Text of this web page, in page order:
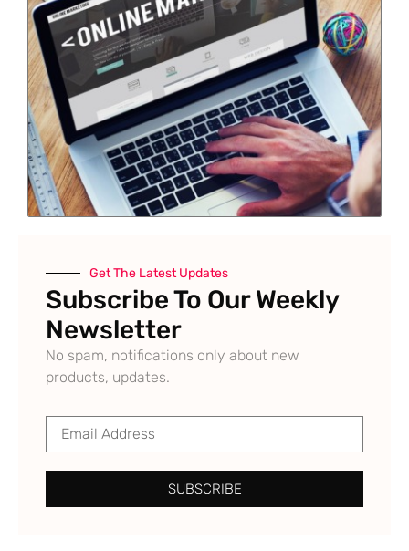
Get The Latest Updates
Subscribe To Our Weekly
Newsletter
No spam, notifications only about new
products, updates.
SUBSCRIBE